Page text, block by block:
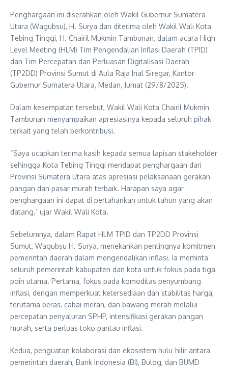
Penghargaan ini diserahkan oleh Wakil Gubernur Sumatera
Utara (Wagubsu), H. Surya dan diterima oleh Wakil Wali Kota
Tebing Tinggi, H. Chairil Mukmin Tambunan, dalam acara High
Level Meeting (HLM) Tim Pengendalian Inflasi Daerah (TPID)
dan Tim Percepatan dan Perluasan Digitalisasi Daerah
(TP2DD) Provinsi Sumut di Aula Raja Inal Siregar, Kantor
Gubernur Sumatera Utara, Medan, Jumat (29/8/2025).
Dalam kesempatan tersebut, Wakil Wali Kota Chairil Mukmin
Tambunan menyampaikan apresiasinya kepada seluruh pihak
terkait yang telah berkontribusi.
“Saya ucapkan terima kasih kepada semua lapisan stakeholder
sehingga Kota Tebing Tinggi mendapat penghargaan dari
Provinsi Sumatera Utara atas apresiasi pelaksanaan gerakan
pangan dan pasar murah terbaik. Harapan saya agar
penghargaan ini dapat di pertahankan untuk tahun yang akan
datang,” ujar Wakil Wali Kota.
Sebelumnya, dalam Rapat HLM TPID dan TP2DD Provinsi
Sumut, Wagubsu H. Surya, menekankan pentingnya komitmen
pemerintah daerah dalam mengendalikan inflasi. Ia meminta
seluruh pemerintah kabupaten dan kota untuk fokus pada tiga
poin utama. Pertama, fokus pada komoditas penyumbang
inflasi, dengan memperkuat ketersediaan dan stabilitas harga,
terutama beras, cabai merah, dan bawang merah melalui
percepatan penyaluran SPHP, intensifikasi gerakan pangan
murah, serta perluas toko pantau inflasi.
Kedua, penguatan kolaborasi dan ekosistem hulu-hilir antara
pemerintah daerah, Bank Indonesia (BI), Bulog, dan BUMD